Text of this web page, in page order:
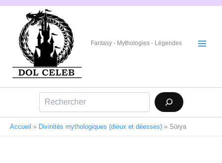
Aller
Fantasy - Mythologies - Légendes
Accueil » Divinités mythologiques (dieux et déesses) » Sūrya